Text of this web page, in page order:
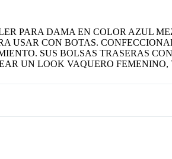
PARA DAMA EN COLOR AZUL
USAR CON BOTAS.
SUS BOLSAS TRASERAS
UN LOOK VAQUERO